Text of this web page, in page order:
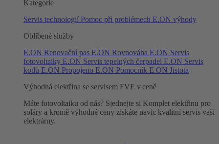
Kategorie
Servis technologií Pomoc při problémech E.ON výhody
Oblíbené služby
E.ON Renovační pas E.ON Rovnováha E.ON Servis
fotovoltaiky E.ON Servis tepelných čerpadel E.ON Servis
kotlů E.ON Propojeno E.ON Pomocník E.ON Jistota
Výhodná elektřina se servisem FVE v ceně
Máte fotovoltaiku od nás? Sjednejte si Komplet elektřinu pro
soláry a kromě výhodné ceny získáte navíc kvalitní servis vaší
elektrárny.